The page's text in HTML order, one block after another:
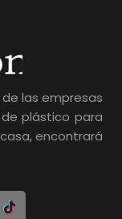
de las empresas
plástico para
encontrará